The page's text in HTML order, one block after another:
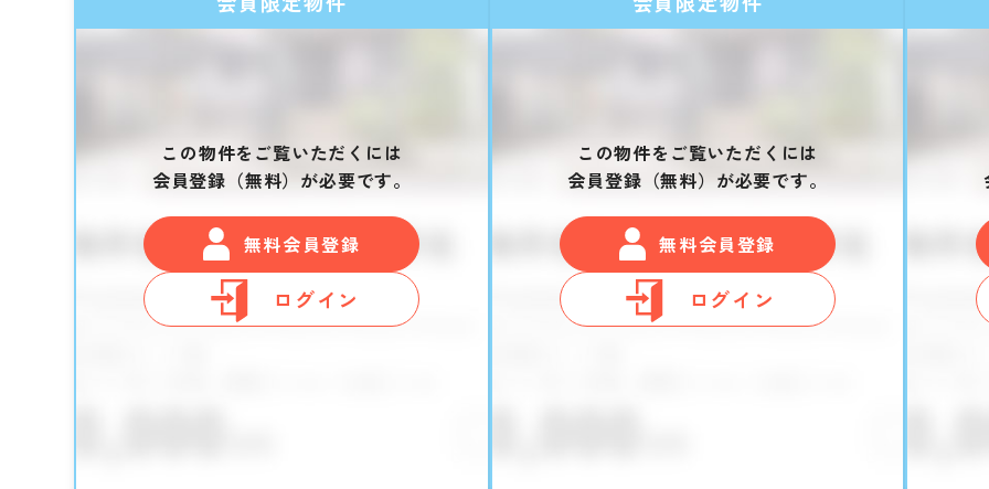
この物件をご覧いただくには
会員登録（無料）が必要です。
無料会員登録
ログイン
この物件をご覧いただくには
会員登録（無料）が必要です。
無料会員登録
ログイン